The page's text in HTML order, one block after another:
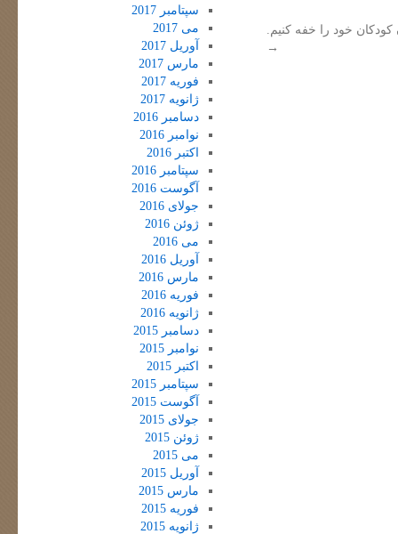
خود را خفه کنیم.
→
سپتامبر 2017
می 2017
آوریل 2017
مارس 2017
فوریه 2017
ژانویه 2017
دسامبر 2016
نوامبر 2016
اکتبر 2016
سپتامبر 2016
آگوست 2016
جولای 2016
ژوئن 2016
می 2016
آوریل 2016
مارس 2016
فوریه 2016
ژانویه 2016
دسامبر 2015
نوامبر 2015
اکتبر 2015
سپتامبر 2015
آگوست 2015
جولای 2015
ژوئن 2015
می 2015
آوریل 2015
مارس 2015
فوریه 2015
ژانویه 2015